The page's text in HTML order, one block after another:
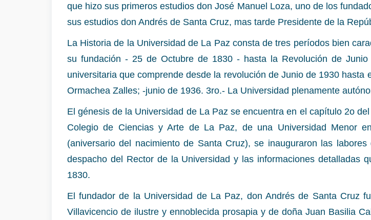
que hizo sus primeros estudios don José Manuel Loza, uno de los
sus estudios don Andrés de Santa Cruz, mas tarde Presidente de la
La Historia de la Universidad de La Paz consta de tres períodos bien
su fundación - 25 de Octubre de 1830 - hasta la Revolución de
universitaria que comprende desde la revolución de Junio de 1930
Ormachea Zalles; -junio de 1936. 3ro.- La Universidad plenamente
El génesis de la Universidad de La Paz se encuentra en el capítulo 2o
Colegio de Ciencias y Arte de La Paz, de una Universidad Menor
(aniversario del nacimiento de Santa Cruz), se inauguraron las
despacho del Rector de la Universidad y las informaciones
1830.
El fundador de la Universidad de La Paz, don Andrés de Santa Cruz
Villavicencio de ilustre y ennoblecida prosapia y de doña Juan Basilia